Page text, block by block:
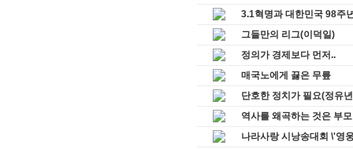
3.1혁명과 대한민국 98주
그들만의 리그(이덕일)
정의가 경제보다 먼저..
매국노에게 끓은 무릎
단호한 정치가 필요(정유
역사를 왜곡하는 것은 부
나라사랑 시낭송대회 \'영